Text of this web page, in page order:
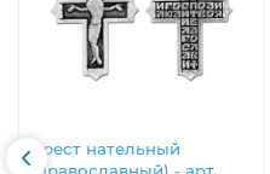
Крест нательный
(православный) - арт.